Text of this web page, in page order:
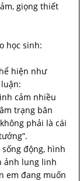
giọng thiết
học sinh:
hiện như
cảm nhiều
trạng băn
phải là cái
động, hình
ảnh lung linh
em đang muốn